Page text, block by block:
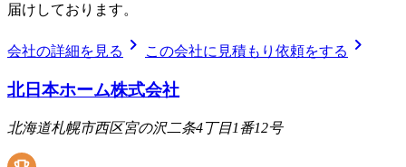
届けしております。
会社の詳細を見る chevron_right この会社に見積もり依頼をする chevron_right
北日本ホーム株式会社
北海道札幌市西区宮の沢二条4丁目1番12号